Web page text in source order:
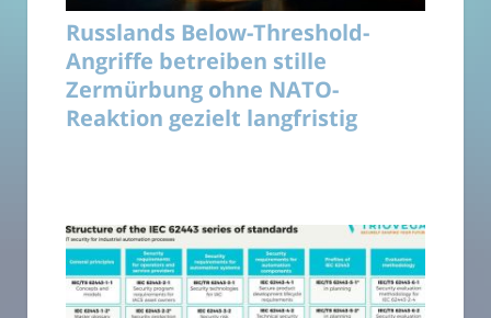
Russlands Below-Threshold-
Angriffe betreiben stille
Zermürbung ohne NATO-
Reaktion gezielt langfristig